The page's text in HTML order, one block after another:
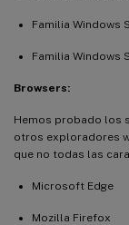
Familia Windows
Familia Windows
Browsers:
Hemos probado los
otros exploradores
que no todas las
Microsoft Edge
Mozilla Firefox